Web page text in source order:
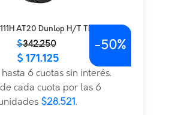
AT20 Dunlop H/T TL — THA
$342.250
$ 171.125
hasta 6 cuotas sin interés.
cada cuota por las 6
$28.521.
-50%